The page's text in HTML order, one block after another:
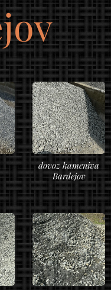
dovoz kameniva
Bardejov